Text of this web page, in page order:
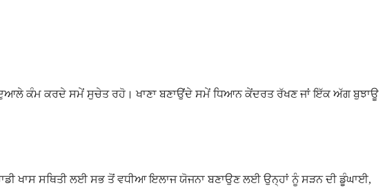
ਦੁਆਲੇ ਕੰਮ ਕਰਦੇ ਸਮੇਂ ਸੁਚੇਤ ਰਹੋ। ਖਾਣਾ ਬਣਾਉਂਦੇ ਸਮੇਂ ਧਿਆਨ ਕੇਂਦਰਤ ਰੱਖਣ ਜਾਂ ਇੱਕ ਅੱਗ ਬੁਝਾਊ
ਖਾਸ ਸਥਿਤੀ ਲਈ ਸਭ ਤੋਂ ਵਧੀਆ ਇਲਾਜ ਯੋਜਨਾ ਬਣਾਉਣ ਲਈ ਉਨ੍ਹਾਂ ਨੂੰ ਸੜਨ ਦੀ ਡੂੰਘਾਈ,